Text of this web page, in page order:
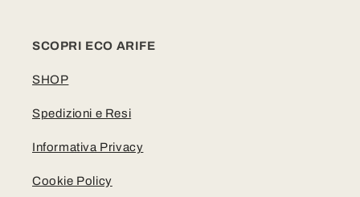
SCOPRI ECO ARIFE
SHOP
Spedizioni e Resi
Informativa Privacy
Cookie Policy